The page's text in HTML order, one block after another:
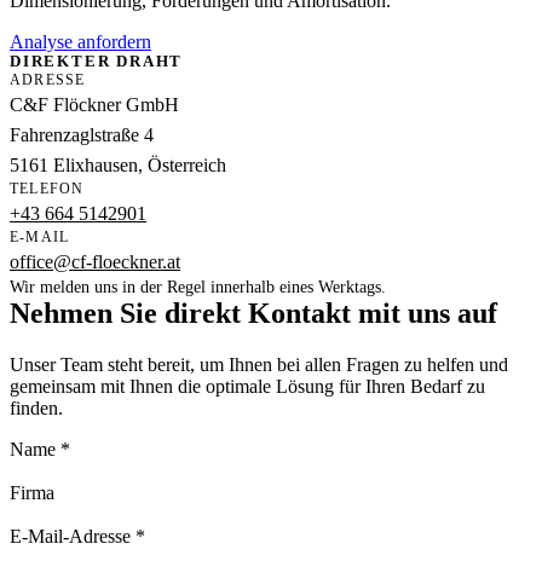
Analyse anfordern
DIREKTER DRAHT
ADRESSE
C&F Flöckner GmbH
Fahrenzaglstraße 4
5161 Elixhausen, Österreich
TELEFON
+43 664 5142901
E-MAIL
office@cf-floeckner.at
Wir melden uns in der Regel innerhalb eines Werktags.
Nehmen Sie direkt Kontakt mit uns auf
Unser Team steht bereit, um Ihnen bei allen Fragen zu helfen und
gemeinsam mit Ihnen die optimale Lösung für Ihren Bedarf zu
finden.
Name *
Firma
E-Mail-Adresse *